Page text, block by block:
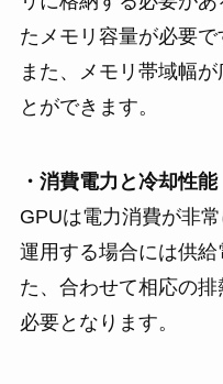
たメモリ容量が必要で
また、メモリ帯域幅
とができます。
・消費電力と冷却性能
GPUは電力消費が非
運用する場合には供
た、合わせて相応の
必要となります。